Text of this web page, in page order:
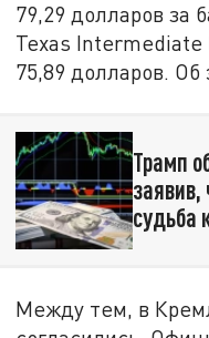
79,29 долларов за
Texas Intermediate
75,89 долларов.
Трамп
заявив,
судьба
Между тем, в